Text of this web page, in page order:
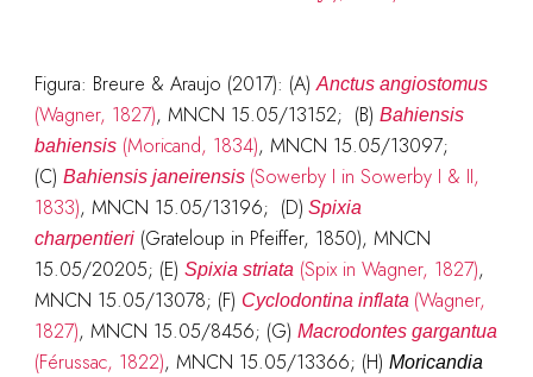
Figura: Breure & Araujo (2017): (A)Anctus angiostomus
(Wagner, 1827), MNCN 15.05/13152; (B) Bahiensis
bahiensis(Moricand, 1834), MNCN 15.05/13097;
(C) Bahiensis janeirensis (Sowerby I in Sowerby I & II,
1833), MNCN 15.05/13196; (D) Spixia
charpentieri(Grateloup in Pfeiffer, 1850), MNCN
15.05/20205; (E) Spixia striata(Spix in Wagner, 1827),
MNCN 15.05/13078; (F) Cyclodontina inflata (Wagner,
1827), MNCN 15.05/8456; (G) Macrodontes gargantua
(Férussac, 1822), MNCN 15.05/13366; (H) Moricandia